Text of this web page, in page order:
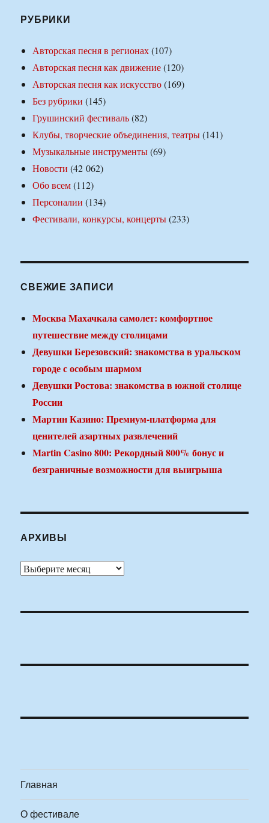
РУБРИКИ
Авторская песня в регионах(107)
Авторская песня как движение(120)
Авторская песня как искусство(169)
Без рубрики (145)
Грушинский фестиваль(82)
Клубы, творческие объединения, театры(141)
Музыкальные инструменты(69)
Новости (42 062)
Обо всем(112)
Персоналии (134)
Фестивали, конкурсы, концерты(233)
СВЕЖИЕ ЗАПИСИ
Москва Махачкала самолет: комфортное
путешествие между столицами
Девушки Березовский: знакомства в уральском
городе с особым шармом
Девушки Ростова: знакомства в южной столице
России
Мартин Казино: Премиум-платформа для
ценителей азартных развлечений
Martin Casino 800: Рекордный 800% бонус и
безграничные возможности для выигрыша
АРХИВЫ
Архивы
Главная
О фестивале